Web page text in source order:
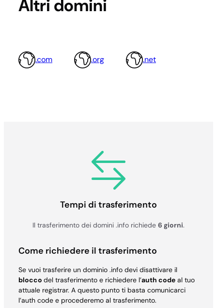
Altri domini
.com .org .net
Tempi di trasferimento
Il trasferimento dei domini .info richiede 6 giorni.
Come richiedere il trasferimento
Se vuoi trasferire un dominio .info devi disattivare il
blocco del trasferimento e richiedere l’auth code al tuo
attuale registrar. A questo punto ti basta comunicarci
l’auth code e procederemo al trasferimento.